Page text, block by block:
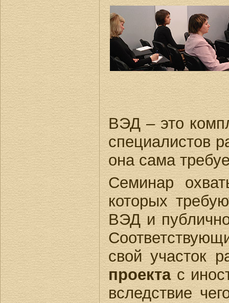
ВЭД – это
специалистов
она сама
Семинар
которых
ВЭД и
свой участок
проектас
вследствие